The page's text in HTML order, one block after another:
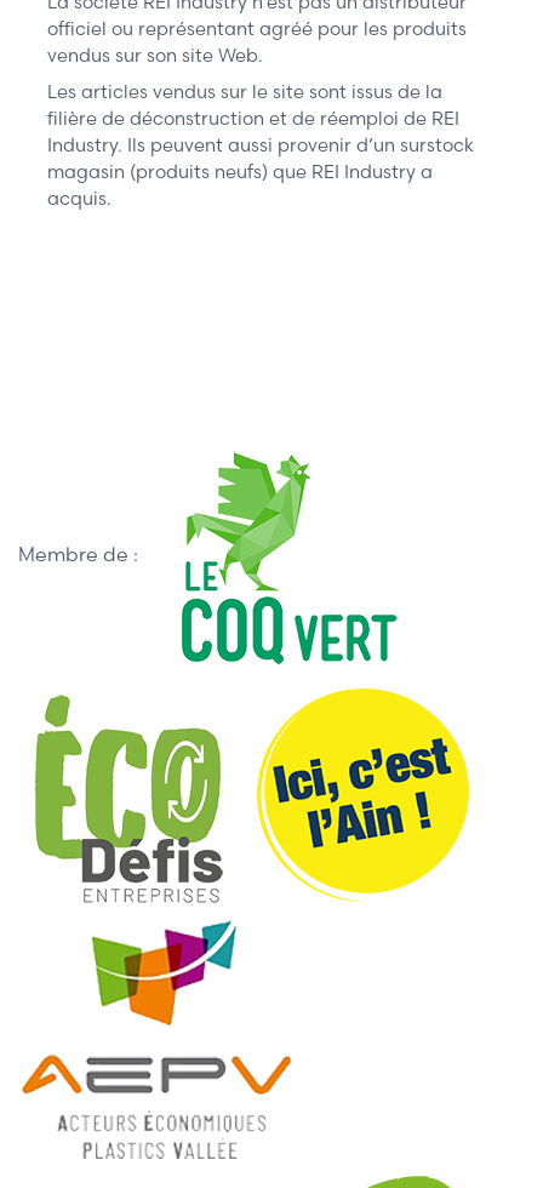
officiel ou représentant agréé pour les produits
vendus sur son site Web.
Les articles vendus sur le site sont issus de la
filière de déconstruction et de réemploi de REI
Industry. Ils peuvent aussi provenir d’un surstock
magasin (produits neufs) que REI Industry a
acquis.
Membre de :